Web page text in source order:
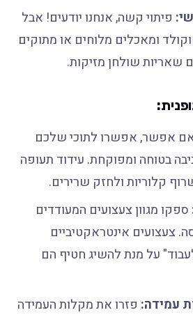
פיתוי קשה, אנחנו יודעים! אבל
ומאכלים מלוחים או מתוקים
שאריות שולחן מזיקות.
אפשר, אפשרו לתוכי שלכם
בטוחה ומפוקחת. עידוד תעופה
קלוריות ולחזק שרירים.
מגוון צעצועים המעודדים
צעצועים אינטראקטיביים
על מנת להשיג חטיף הם
עמידה:פזרו את מקלות העמידה